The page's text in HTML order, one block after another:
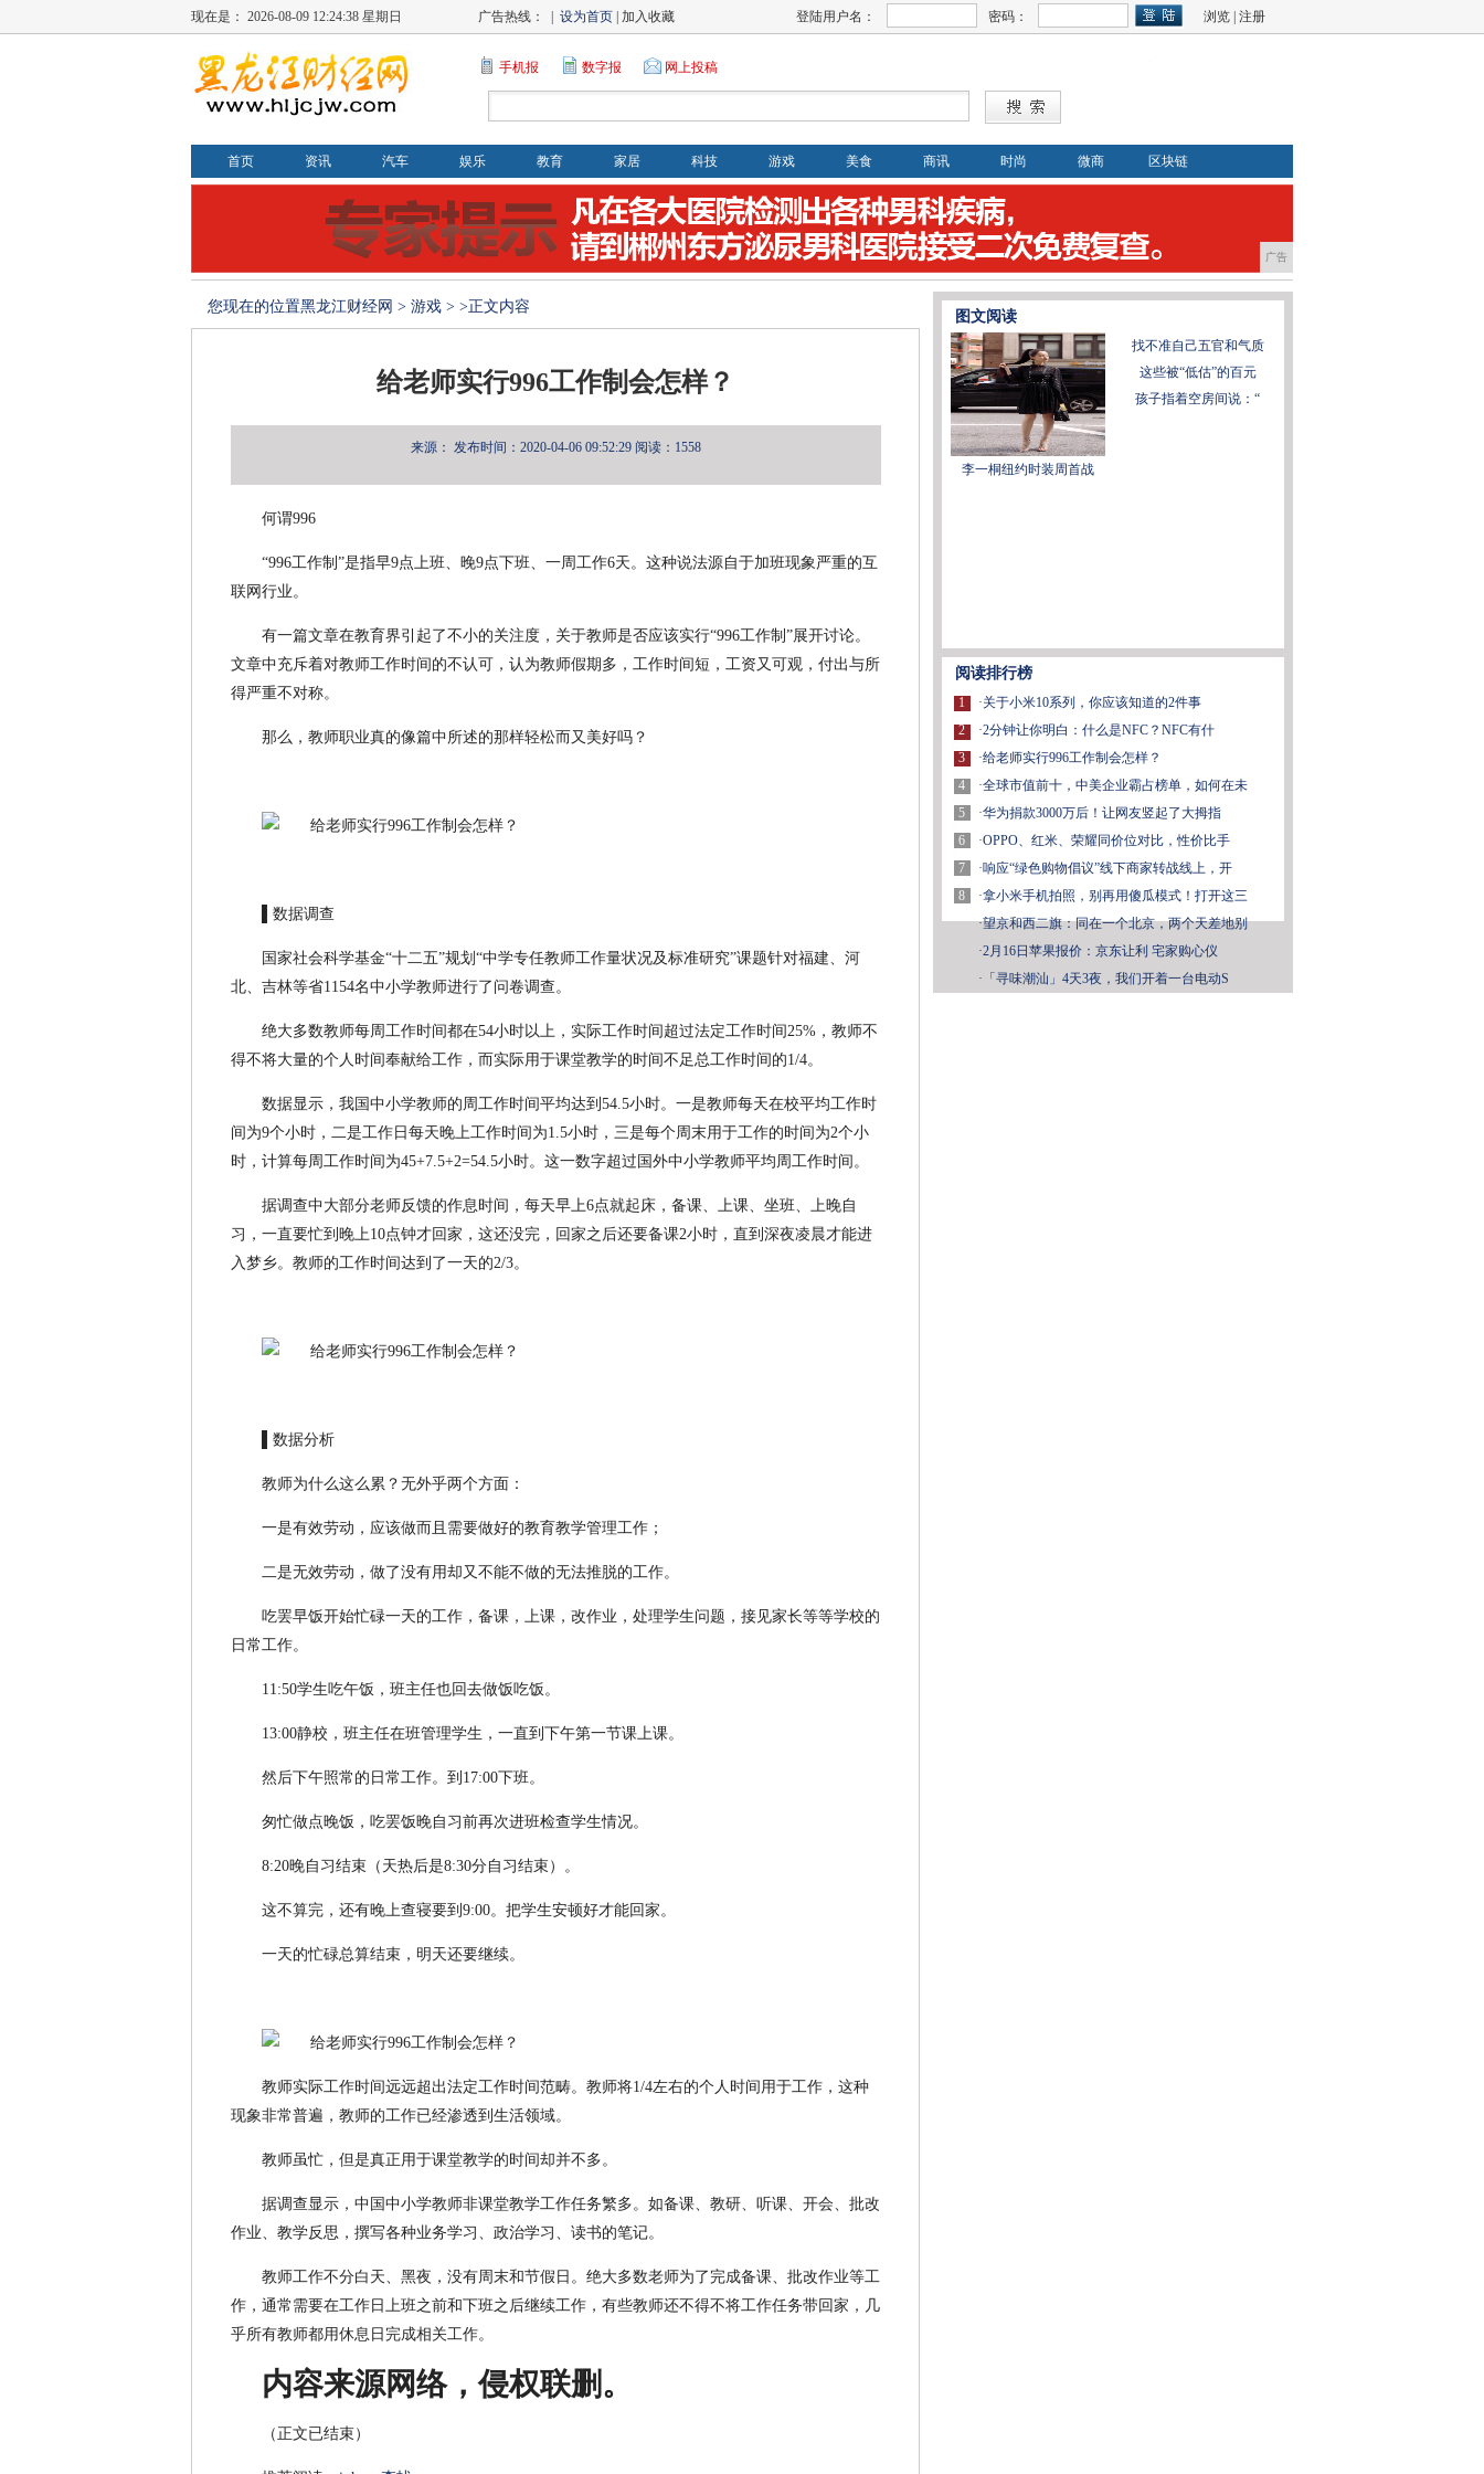
现在是： 2026-08-09 12:24:38 星期日 广告热线： | 设为首页 | 加入收藏 登陆用户名： 密码： 浏览 注册
手机报 数字报 网上投稿
首页 资讯 汽车 娱乐 教育 家居 科技 游戏 美食 商讯 时尚 微商 区块链
广告
您现在的位置黑龙江财经网 > 游戏 > >正文内容
给老师实行996工作制会怎样？
来源： 发布时间：2020-04-06 09:52:29 阅读：1558
何谓996
“996工作制”是指早9点上班、晚9点下班、一周工作6天。这种说法源自于加班现象严重的互
联网行业。
有一篇文章在教育界引起了不小的关注度，关于教师是否应该实行“996工作制”展开讨论。
文章中充斥着对教师工作时间的不认可，认为教师假期多，工作时间短，工资又可观，付出与所
得严重不对称。
那么，教师职业真的像篇中所述的那样轻松而又美好吗？
▌数据调查
国家社会科学基金“十二五”规划“中学专任教师工作量状况及标准研究”课题针对福建、河
北、吉林等省1154名中小学教师进行了问卷调查。
绝大多数教师每周工作时间都在54小时以上，实际工作时间超过法定工作时间25%，教师不
得不将大量的个人时间奉献给工作，而实际用于课堂教学的时间不足总工作时间的1/4。
数据显示，我国中小学教师的周工作时间平均达到54.5小时。一是教师每天在校平均工作时
间为9个小时，二是工作日每天晚上工作时间为1.5小时，三是每个周末用于工作的时间为2个小
时，计算每周工作时间为45+7.5+2=54.5小时。这一数字超过国外中小学教师平均周工作时间。
据调查中大部分老师反馈的作息时间，每天早上6点就起床，备课、上课、坐班、上晚自
习，一直要忙到晚上10点钟才回家，这还没完，回家之后还要备课2小时，直到深夜凌晨才能进
入梦乡。教师的工作时间达到了一天的2/3。
▌数据分析
教师为什么这么累？无外乎两个方面：
一是有效劳动，应该做而且需要做好的教育教学管理工作；
二是无效劳动，做了没有用却又不能不做的无法推脱的工作。
吃罢早饭开始忙碌一天的工作，备课，上课，改作业，处理学生问题，接见家长等等学校的
日常工作。
11:50学生吃午饭，班主任也回去做饭吃饭。
13:00静校，班主任在班管理学生，一直到下午第一节课上课。
然后下午照常的日常工作。到17:00下班。
匆忙做点晚饭，吃罢饭晚自习前再次进班检查学生情况。
8:20晚自习结束（天热后是8:30分自习结束）。
这不算完，还有晚上查寝要到9:00。把学生安顿好才能回家。
一天的忙碌总算结束，明天还要继续。
教师实际工作时间远远超出法定工作时间范畴。教师将1/4左右的个人时间用于工作，这种
现象非常普遍，教师的工作已经渗透到生活领域。
教师虽忙，但是真正用于课堂教学的时间却并不多。
据调查显示，中国中小学教师非课堂教学工作任务繁多。如备课、教研、听课、开会、批改
作业、教学反思，撰写各种业务学习、政治学习、读书的笔记。
教师工作不分白天、黑夜，没有周末和节假日。绝大多数老师为了完成备课、批改作业等工
作，通常需要在工作日上班之前和下班之后继续工作，有些教师还不得不将工作任务带回家，几
乎所有教师都用休息日完成相关工作。
内容来源网络，侵权联删。
（正文已结束）
图文阅读
李一桐纽约时装周首战
找不准自己五官和气质
这些被“低估”的百元
孩子指着空房间说：“
阅读排行榜
1
2
3
4
5
6
7
8
·关于小米10系列，你应该知道的2件事
·2分钟让你明白：什么是NFC？NFC有什
·给老师实行996工作制会怎样？
·全球市值前十，中美企业霸占榜单，如何在未
·华为捐款3000万后！让网友竖起了大拇指
·OPPO、红米、荣耀同价位对比，性价比手
·响应“绿色购物倡议”线下商家转战线上，开
·拿小米手机拍照，别再用傻瓜模式！打开这三
·望京和西二旗：同在一个北京，两个天差地别
·2月16日苹果报价：京东让利 宅家购心仪
· 「寻味潮汕」4天3夜，我们开着一台电动S